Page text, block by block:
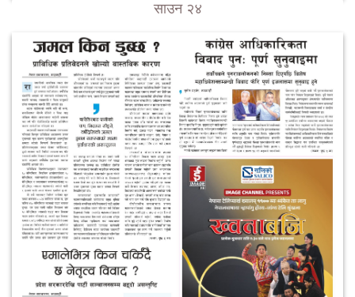
साउन २४